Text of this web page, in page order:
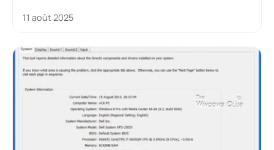
11 août 2025